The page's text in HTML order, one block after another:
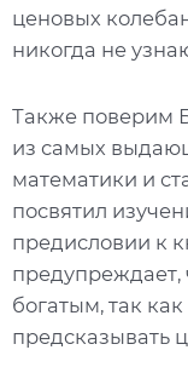
ценовых
никогда не
Также поверим
из самых
математики и
посвятил
предисловии к
предупреждает,
богатым, так
предсказывать